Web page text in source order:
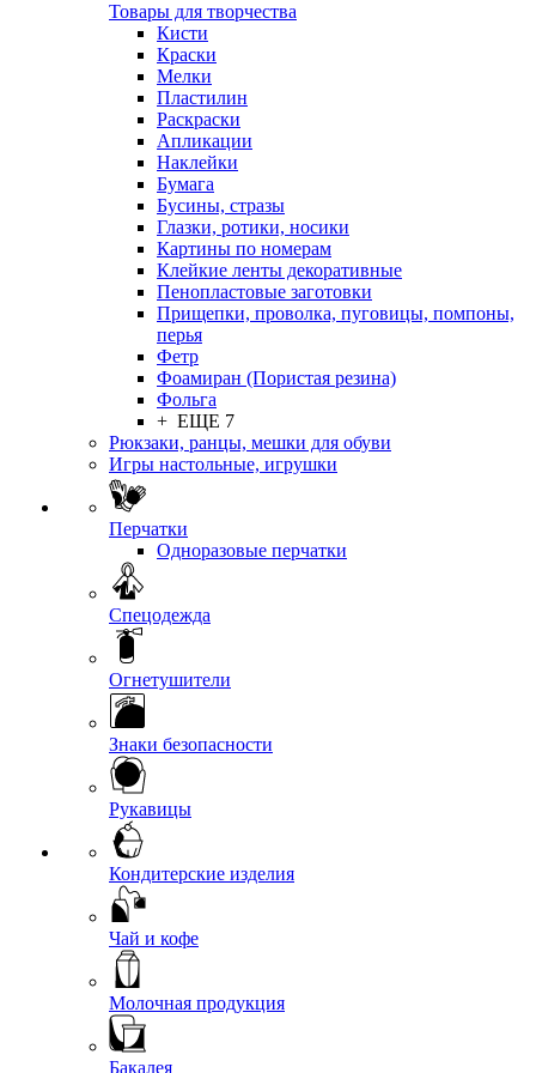
Товары для творчества
Кисти
Краски
Мелки
Пластилин
Раскраски
Апликации
Наклейки
Бумага
Бусины, стразы
Глазки, ротики, носики
Картины по номерам
Клейкие ленты декоративные
Пенопластовые заготовки
Прищепки, проволка, пуговицы, помпоны,
перья
Фетр
Фоамиран (Пористая резина)
Фольга
+ ЕЩЕ 7
Рюкзаки, ранцы, мешки для обуви
Игры настольные, игрушки
Перчатки
Одноразовые перчатки
Спецодежда
Огнетушители
Знаки безопасности
Рукавицы
Кондитерские изделия
Чай и кофе
Молочная продукция
Бакалея